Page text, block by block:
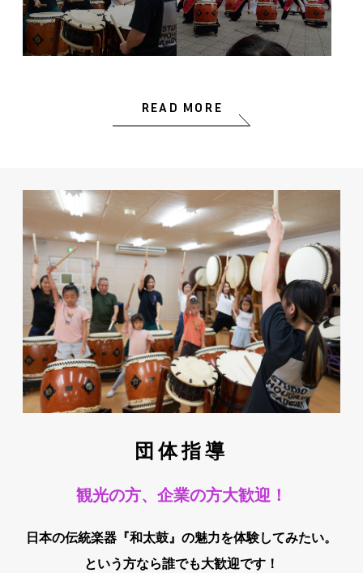
READ MORE
団体指導
観光の方、企業の方大歓迎！
日本の伝統楽器『和太鼓』の魅力を体験してみたい。
という方なら誰でも大歓迎です！